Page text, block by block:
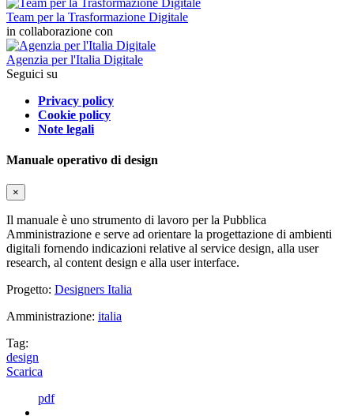
Team per la Trasformazione Digitale
in collaborazione con
Agenzia per l'Italia Digitale
Seguici su
Privacy policy
Cookie policy
Note legali
Manuale operativo di design
×
Il manuale è uno strumento di lavoro per la Pubblica
Amministrazione e serve ad orientare la progettazione di ambienti
digitali fornendo indicazioni relative al service design, alla user
research, al content design e alla user interface.
Progetto: Designers Italia
Amministrazione: italia
Tag:
design
Scarica
pdf